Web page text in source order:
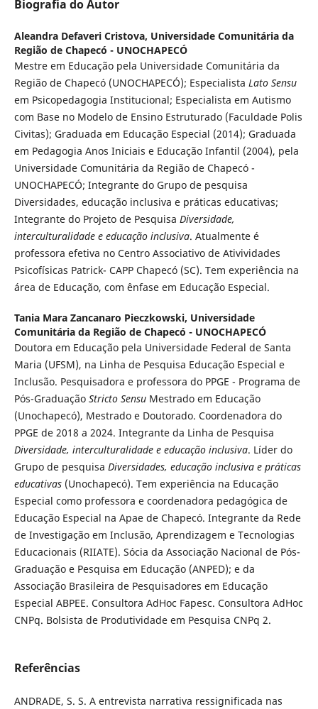
Biografia do Autor
Aleandra Defaveri Cristova, Universidade Comunitária da
Região de Chapecó - UNOCHAPECÓ
Mestre em Educação pela Universidade Comunitária da
Região de Chapecó (UNOCHAPECÓ); Especialista Lato Sensu
em Psicopedagogia Institucional; Especialista em Autismo
com Base no Modelo de Ensino Estruturado (Faculdade Polis
Civitas); Graduada em Educação Especial (2014); Graduada
em Pedagogia Anos Iniciais e Educação Infantil (2004), pela
Universidade Comunitária da Região de Chapecó -
UNOCHAPECÓ; Integrante do Grupo de pesquisa
Diversidades, educação inclusiva e práticas educativas;
Integrante do Projeto de Pesquisa Diversidade,
interculturalidade e educação inclusiva. Atualmente é
professora efetiva no Centro Associativo de Ativividades
Psicofísicas Patrick- CAPP Chapecó (SC). Tem experiência na
área de Educação, com ênfase em Educação Especial.
Tania Mara Zancanaro Pieczkowski, Universidade
Comunitária da Região de Chapecó - UNOCHAPECÓ
Doutora em Educação pela Universidade Federal de Santa
Maria (UFSM), na Linha de Pesquisa Educação Especial e
Inclusão. Pesquisadora e professora do PPGE - Programa de
Pós-Graduação Stricto SensuMestrado em Educação
(Unochapecó), Mestrado e Doutorado. Coordenadora do
PPGE de 2018 a 2024. Integrante da Linha de Pesquisa
Diversidade, interculturalidade e educação inclusiva. Líder do
Grupo de pesquisa Diversidades, educação inclusiva e práticas
educativas(Unochapecó). Tem experiência na Educação
Especial como professora e coordenadora pedagógica de
Educação Especial na Apae de Chapecó. Integrante da Rede
de Investigação em Inclusão, Aprendizagem e Tecnologias
Educacionais (RIIATE). Sócia da Associação Nacional de Pós-
Graduação e Pesquisa em Educação (ANPED); e da
Associação Brasileira de Pesquisadores em Educação
Especial ABPEE. Consultora AdHoc Fapesc. Consultora AdHoc
CNPq. Bolsista de Produtividade em Pesquisa CNPq 2.
Referências
ANDRADE, S. S. A entrevista narrativa ressignificada nas